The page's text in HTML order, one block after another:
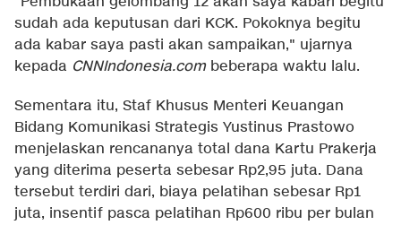
sudah ada keputusan dari KCK. Pokoknya begitu
ada kabar saya pasti akan sampaikan," ujarnya
kepada CNNIndonesia.combeberapa waktu lalu.
Sementara itu, Staf Khusus Menteri Keuangan
Bidang Komunikasi Strategis Yustinus Prastowo
menjelaskan rencananya total dana Kartu Prakerja
yang diterima peserta sebesar Rp2,95 juta. Dana
tersebut terdiri dari, biaya pelatihan sebesar Rp1
juta, insentif pasca pelatihan Rp600 ribu per bulan